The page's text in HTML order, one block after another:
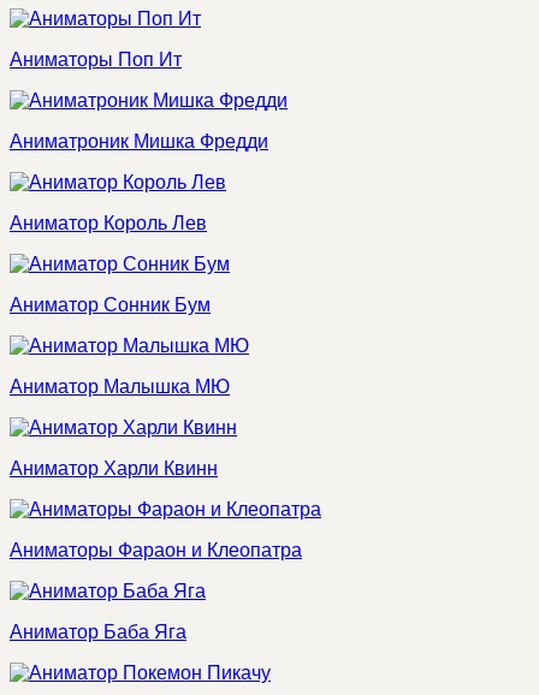
Аниматоры Поп Ит
Аниматроник Мишка Фредди
Аниматор Король Лев
Аниматор Сонник Бум
Аниматор Малышка МЮ
Аниматор Харли Квинн
Аниматоры Фараон и Клеопатра
Аниматор Баба Яга